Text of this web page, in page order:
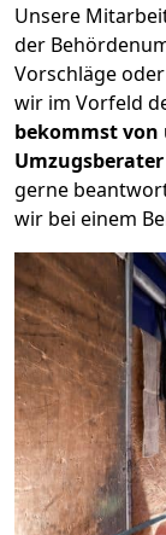
Unsere
der
Vorschläge
wir im Vorfeld
bekommst von
Umzugsberater
gerne
wir bei einem